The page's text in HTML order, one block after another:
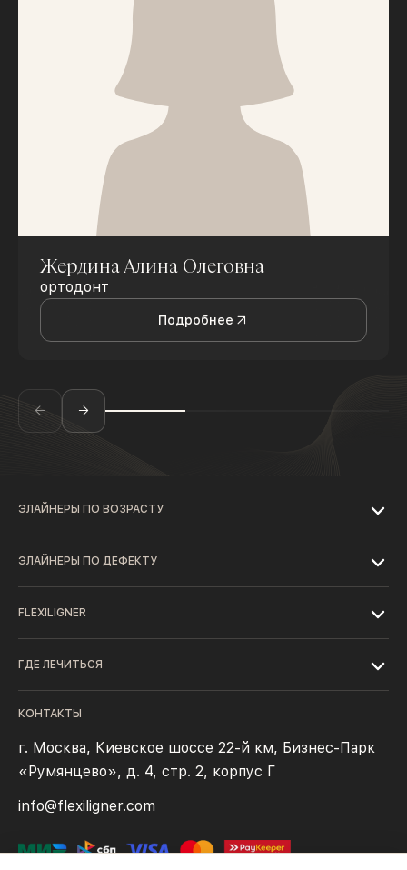
Жердина Алина Олеговна
ортодонт
Подробнее
ЭЛАЙНЕРЫ ПО ВОЗРАСТУ
ЭЛАЙНЕРЫ ПО ДЕФЕКТУ
FLEXILIGNER
ГДЕ ЛЕЧИТЬСЯ
КОНТАКТЫ
г. Москва, Киевское шоссе 22-й км, Бизнес-Парк
«Румянцево», д. 4, стр. 2, корпус Г
info@flexiligner.com